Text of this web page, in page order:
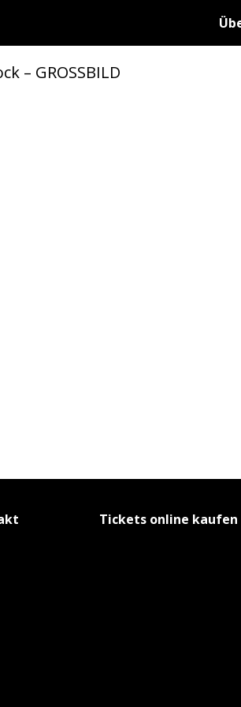
– GROSSBILD
Tickets online kaufen